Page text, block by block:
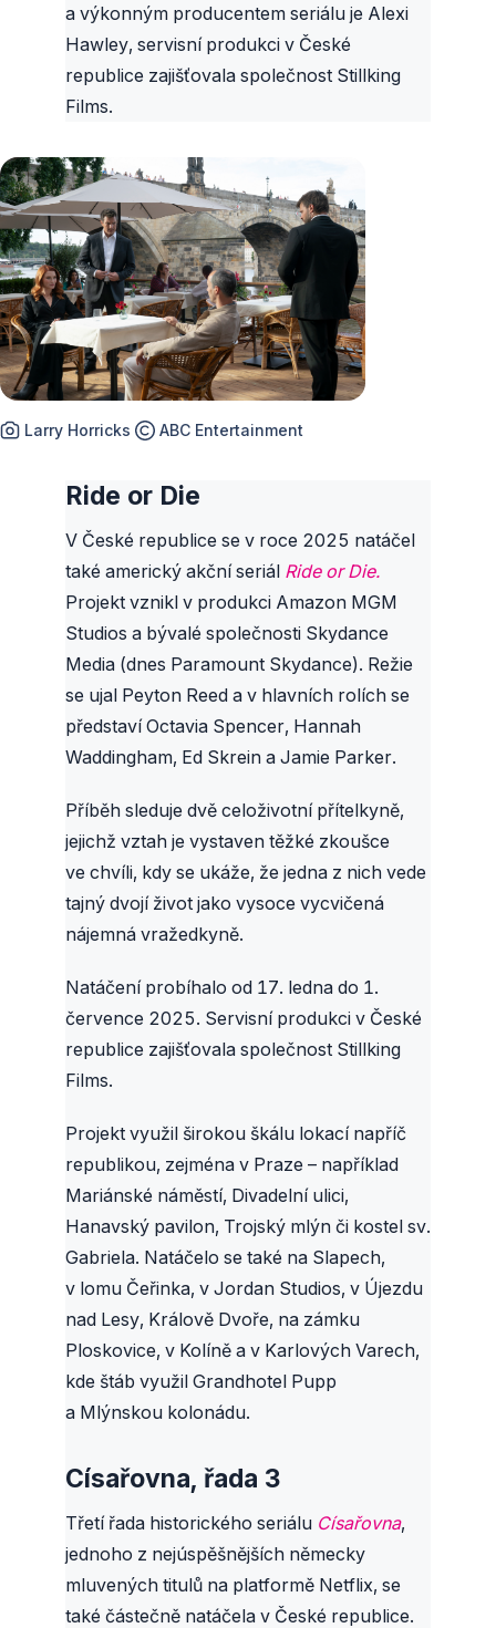
a výkonným producentem seriálu je Alexi
Hawley, servisní produkci v České
republice zajišťovala společnost Stillking
Films.
Larry Horricks ABC Entertainment
Ride or Die
V České republice se v roce 2025 natáčel
také americký akční seriál Ride or Die.
Projekt vznikl v produkci Amazon MGM
Studios a bývalé společnosti Skydance
Media (dnes Paramount Skydance). Režie
se ujal Peyton Reed a v hlavních rolích se
představí Octavia Spencer, Hannah
Waddingham, Ed Skrein a Jamie Parker.
Příběh sleduje dvě celoživotní přítelkyně,
jejichž vztah je vystaven těžké zkoušce
ve chvíli, kdy se ukáže, že jedna z nich vede
tajný dvojí život jako vysoce vycvičená
nájemná vražedkyně.
Natáčení probíhalo od 17. ledna do 1.
července 2025. Servisní produkci v České
republice zajišťovala společnost Stillking
Films.
Projekt využil širokou škálu lokací napříč
republikou, zejména v Praze – například
Mariánské náměstí, Divadelní ulici,
Hanavský pavilon, Trojský mlýn či kostel sv.
Gabriela. Natáčelo se také na Slapech,
v lomu Čeřinka, v Jordan Studios, v Újezdu
nad Lesy, Králově Dvoře, na zámku
Ploskovice, v Kolíně a v Karlových Varech,
kde štáb využil Grandhotel Pupp
a Mlýnskou kolonádu.
Císařovna, řada 3
Třetí řada historického seriálu Císařovna,
jednoho z nejúspěšnějších německy
mluvených titulů na platformě Netflix, se
také částečně natáčela v České republice.